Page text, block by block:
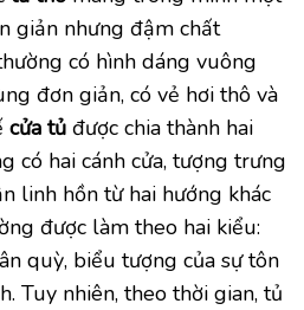
giản nhưng đậm chất
có hình dáng vuông
đơn giản, có vẻ hơi thô và
cửa tủ được chia thành hai
có hai cánh cửa, tượng trưng
linh hồn từ hai hướng khác
được làm theo hai kiểu:
quỳ, biểu tượng của sự tôn
Tuy nhiên, theo thời gian, tủ